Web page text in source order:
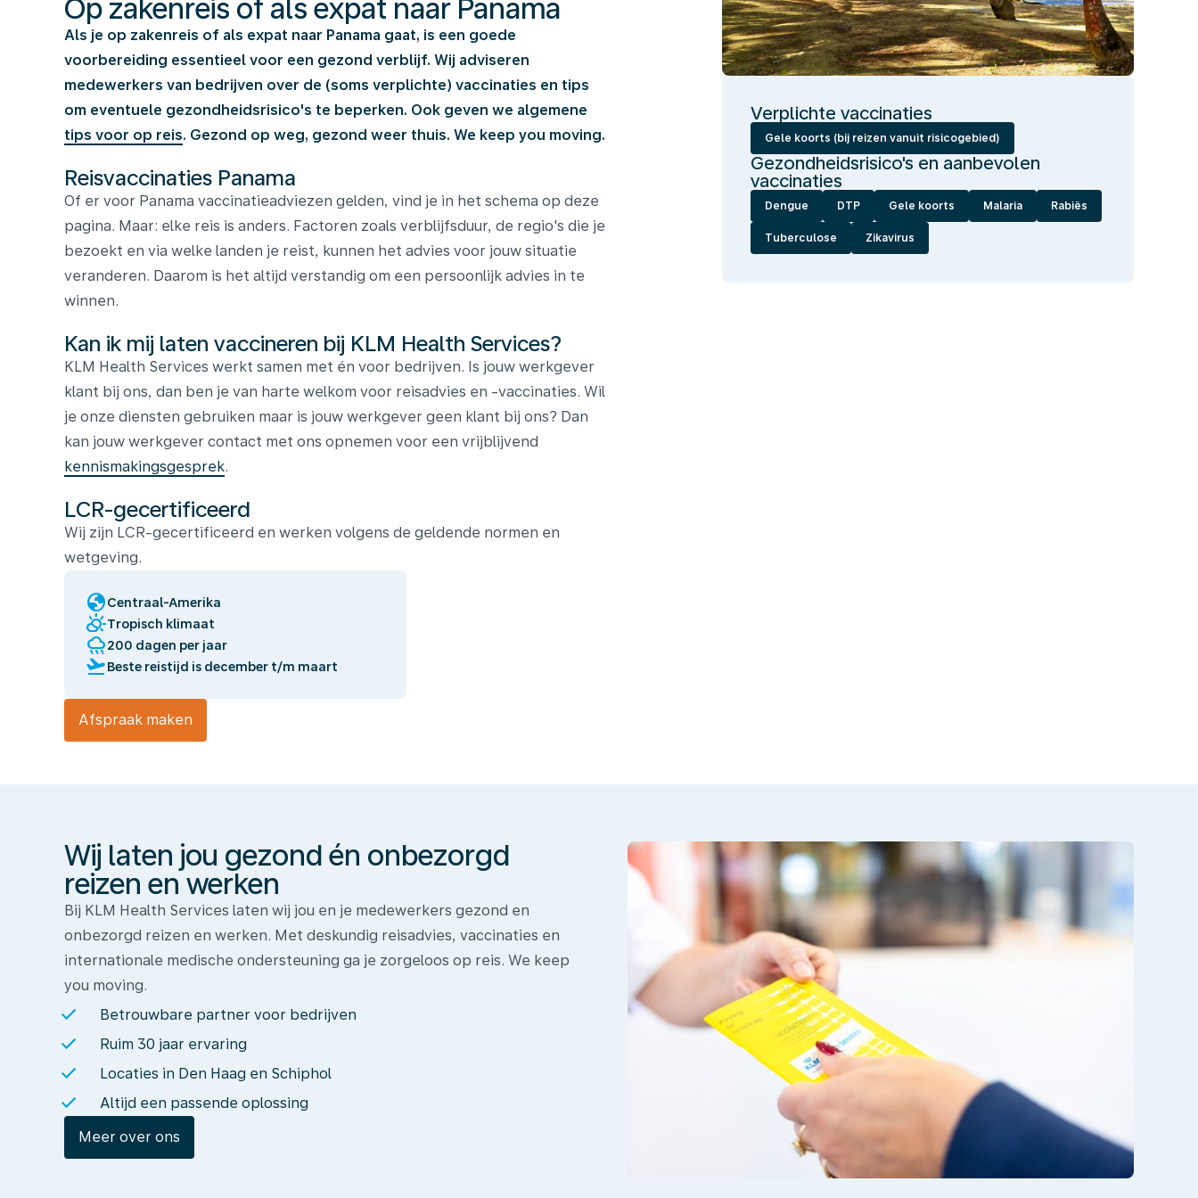
Op zakenreis of als expat naar Panama
Als je op zakenreis of als expat naar Panama gaat, is een goede
voorbereiding essentieel voor een gezond verblijf. Wij adviseren
medewerkers van bedrijven over de (soms verplichte) vaccinaties en tips
om eventuele gezondheidsrisico's te beperken. Ook geven we algemene
tips voor op reis. Gezond op weg, gezond weer thuis. We keep you moving.
Reisvaccinaties Panama
Of er voor Panama vaccinatieadviezen gelden, vind je in het schema op deze
pagina. Maar: elke reis is anders. Factoren zoals verblijfsduur, de regio's die je
bezoekt en via welke landen je reist, kunnen het advies voor jouw situatie
veranderen. Daarom is het altijd verstandig om een persoonlijk advies in te
winnen.
Kan ik mij laten vaccineren bij KLM Health Services?
KLM Health Services werkt samen met én voor bedrijven. Is jouw werkgever
klant bij ons, dan ben je van harte welkom voor reisadvies en -vaccinaties. Wil
je onze diensten gebruiken maar is jouw werkgever geen klant bij ons? Dan
kan jouw werkgever contact met ons opnemen voor een vrijblijvend
kennismakingsgesprek.
LCR-gecertificeerd
Wij zijn LCR-gecertificeerd en werken volgens de geldende normen en
wetgeving.
globeCentraal-Amerika
partly_cloudy_dayTropisch klimaat
rainy200 dagen per jaar
flight_takeoffBeste reistijd is december t/m maart
Afspraak maken
Verplichte vaccinaties
Gele koorts (bij reizen vanuit risicogebied)
Gezondheidsrisico's en aanbevolen
vaccinaties
Dengue DTP Gele koorts Malaria Rabiës
Tuberculose Zikavirus
Wij
onbezorgd
reizen
en
Wij laten jou gezond én onbezorgd
reizen en werken
Bij KLM Health Services laten wij jou en je medewerkers gezond en
onbezorgd reizen en werken. Met deskundig reisadvies, vaccinaties en
internationale medische ondersteuning ga je zorgeloos op reis. We keep
you moving.
Betrouwbare partner voor bedrijven
Ruim 30 jaar ervaring
Locaties in Den Haag en Schiphol
Altijd een passende oplossing
Meer over ons